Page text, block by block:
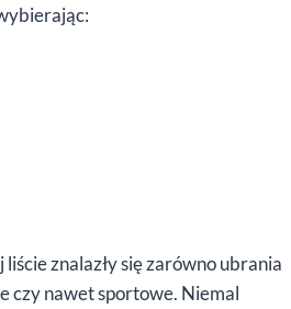
znalazły się zarówno ubrania
czy nawet sportowe. Niemal